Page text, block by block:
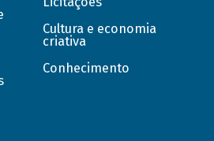
Cultura e economia
criativa
Conhecimento